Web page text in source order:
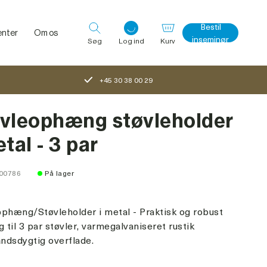
Om os
Søg Log ind
Log ind med det samme
Kurv
Bestil
inseminør
+45 30 38 00 29
støvleholder
- 3 par
På lager
Støvleholder i metal - Praktisk og robust
til 3 par støvler, varmegalvaniseret rustik
overflade.